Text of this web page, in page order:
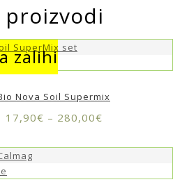
proizvodi
zalihi
Nova Soil Supermix
17,90€ – 280,00€